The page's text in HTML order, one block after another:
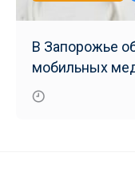
В Запорожье
мобильных